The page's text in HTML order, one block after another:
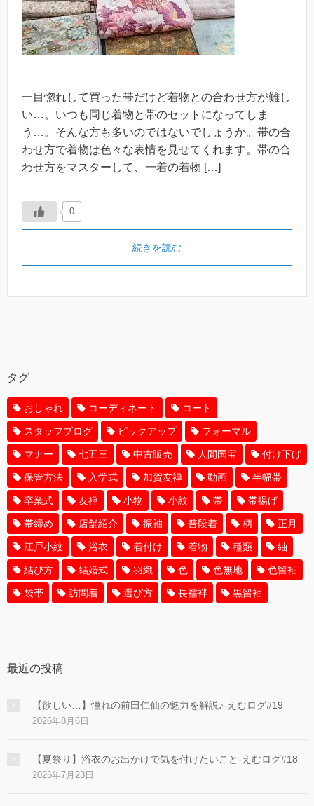
一目惚れして買った帯だけど着物との合わせ方が難し
い…。いつも同じ着物と帯のセットになってしま
う…。そんな方も多いのではないでしょうか。帯の合
わせ方で着物は色々な表情を見せてくれます。帯の合
わせ方をマスターして、一着の着物 […]
0
続きを読む
タグ
おしゃれ コーディネート コート
スタッフブログ ピックアップ フォーマル
マナー 七五三 中古販売 人間国宝 付け下げ
保管方法 入学式 加賀友禅 動画 半幅帯
卒業式 友禅 小物 小紋 帯 帯揚げ
帯締め 店舗紹介 振袖 普段着 柄 正月
江戸小紋 浴衣 着付け 着物 種類 紬
結び方 結婚式 羽織 色 色無地 色留袖
袋帯 訪問着 選び方 長襦袢 黒留袖
最近の投稿
【欲しい…】憧れの前田仁仙の魅力を解説♪-えむログ#19
2026年8月6日
【夏祭り】浴衣のお出かけで気を付けたいこと-えむログ#18
2026年7月23日